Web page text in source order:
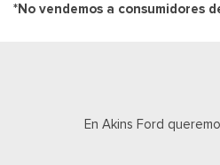
*No vendemos a consumidores
En Akins Ford